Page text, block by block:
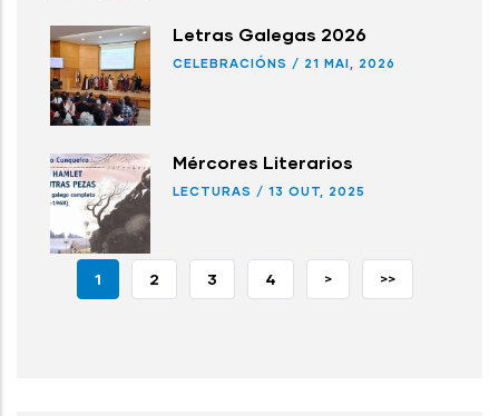
Letras Galegas 2026
CELEBRACIÓNS / 21 MAI, 2026
Mércores Literarios
LECTURAS / 13 OUT, 2025
PÁXINA
1 PAGE
2 PAGE
3 PAGE
4 PÁXINA
> LAST
>>